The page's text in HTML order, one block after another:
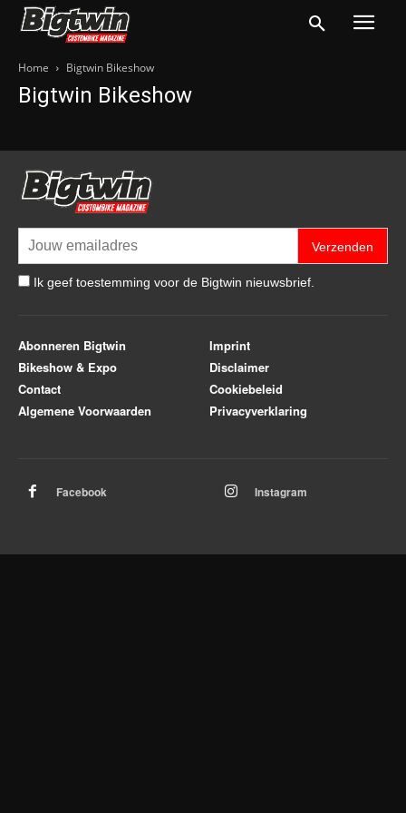
Home Bigtwin Bikeshow
Bigtwin Bikeshow
Verzenden
Ik geef toestemming voor de Bigtwin nieuwsbrief.
Abonneren Bigtwin
Bikeshow & Expo
Contact
Algemene Voorwaarden
Imprint
Disclaimer
Cookiebeleid
Privacyverklaring
Facebook Instagram